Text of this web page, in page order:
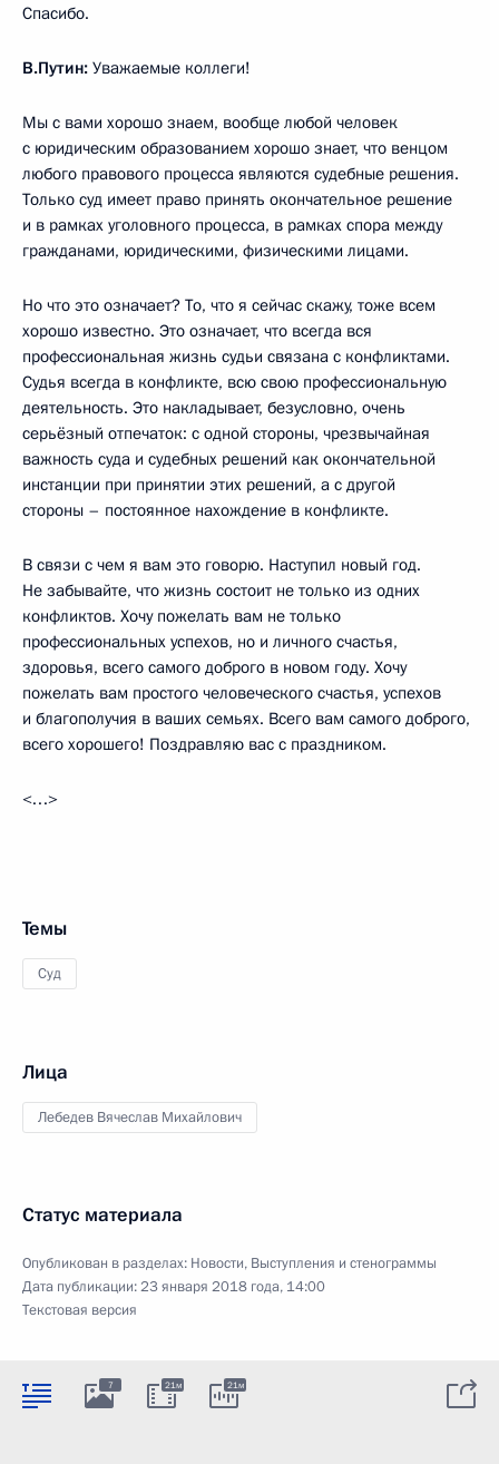
Спасибо.
В.Путин: Уважаемые коллеги!
Мы с вами хорошо знаем, вообще любой человек
с юридическим образованием хорошо знает, что венцом
любого правового процесса являются судебные решения.
Только суд имеет право принять окончательное решение
и в рамках уголовного процесса, в рамках спора между
гражданами, юридическими, физическими лицами.
Но что это означает? То, что я сейчас скажу, тоже всем
хорошо известно. Это означает, что всегда вся
профессиональная жизнь судьи связана с конфликтами.
Судья всегда в конфликте, всю свою профессиональную
деятельность. Это накладывает, безусловно, очень
серьёзный отпечаток: с одной стороны, чрезвычайная
важность суда и судебных решений как окончательной
инстанции при принятии этих решений, а с другой
стороны – постоянное нахождение в конфликте.
В связи с чем я вам это говорю. Наступил новый год.
Не забывайте, что жизнь состоит не только из одних
конфликтов. Хочу пожелать вам не только
профессиональных успехов, но и личного счастья,
здоровья, всего самого доброго в новом году. Хочу
пожелать вам простого человеческого счастья, успехов
и благополучия в ваших семьях. Всего вам самого доброго,
всего хорошего! Поздравляю вас с праздником.
<…>
Темы
Суд
Лица
Лебедев Вячеслав Михайлович
Статус материала
Опубликован в разделах: Новости, Выступления и стенограммы
Дата публикации:23 января 2018 года, 14:00
Текстовая версия
7 21м 21м